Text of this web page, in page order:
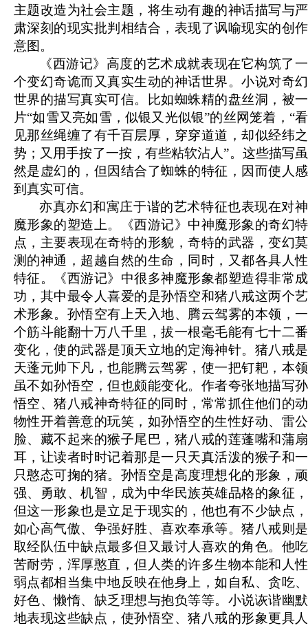
主题改造为社会主题，将生动有趣的神话描写与严
肃深刻的现实批判相结合，表现了讽喻现实的创作
意图。
《西游记》高度的艺术成就表现在它构筑了一
个变幻奇诡而又真实生动的神话世界。小说对奇幻
世界的描写真实可信。比如蜘蛛精的盘丝洞，被一
片“如雪又亮如雪，似银又光似银”的丝网笼着，“看
见那丝绳缠了有千百层厚，穿穿道道，却似经纬之
势；又用手按了一按，有些粘软沾人”。这些描写虽
然是虚幻的，但因结合了蜘蛛的特征，因而使人感
到真实可信。
亦真亦幻和寓庄于谐的艺术特征也表现在对神
魔形象的塑造上。《西游记》中神魔形象的奇幻特
点，主要表现在奇特的形貌，奇特的武器，变幻莫
测的神通，超越自然的生命，同时，又都各具人性
特征。《西游记》中很多神魔形象都塑造得非常成
功，其中最令人喜爱的是孙悟空和猪八戒这两个艺
术形象。孙悟空有上天入地、腾云驾雾的本领，一
个筋斗能翻十万八千里，拔一根毫毛能有七十二番
变化，使的武器是顶天立地的定海神针。猪八戒是
天蓬元帅下凡，也能腾云驾雾，使一把钉耙，本领
虽不如孙悟空，但也颇能变化。作者夸张地描写孙
悟空、猪八戒神奇特征的同时，常常抓住他们的动
物性开着善意的玩笑，如孙悟空的生性好动、雷公
脸、藏不起来的猴子尾巴，猪八戒的莲蓬嘴和蒲扇
耳，让读者时时记着那是一只天真活泼的猴子和一
只憨态可掬的猪。孙悟空是高度理想化的形象，顽
强、勇敢、机智，成为中华民族英雄品格的象征，
但这一形象也是立足于现实的，他也有不少缺点，
如心高气傲、争强好胜、喜欢奉承等。猪八戒则是
取经队伍中缺点最多但又最讨人喜欢的角色。他吃
苦耐劳，浑厚憨直，但人类的许多生物本能和人性
弱点都相当集中地反映在他身上，如自私、贪吃、
好色、懒惰、缺乏理想与抱负等等。小说诙谐幽默
地表现这些缺点，使孙悟空、猪八戒的形象更具人